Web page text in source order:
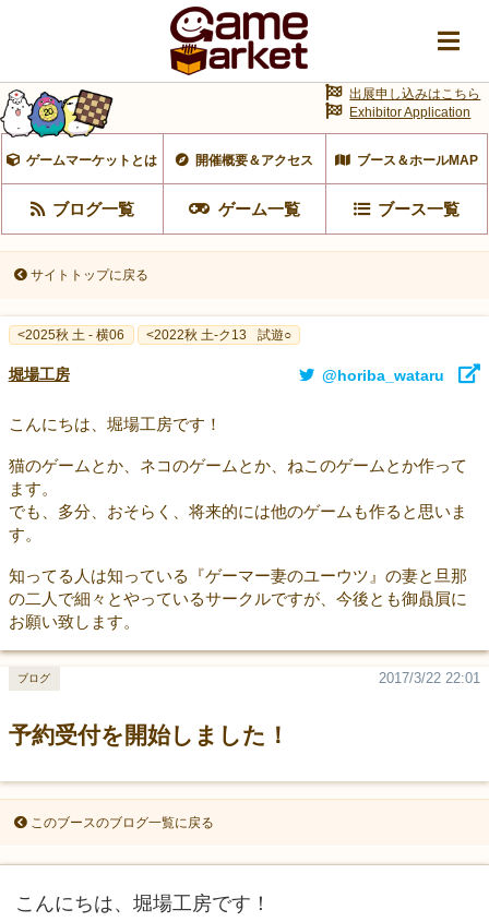
ゲームマーケットとは 開催概要＆アクセス ブース＆ホールMAP
ブログ一覧 ゲーム一覧 ブース一覧
出展申し込みはこちら
Exhibitor Application
サイトトップに戻る
<2025秋 土 - 横06 <2022秋 土-ク13 試遊○
堀場工房 @horiba_wataru
こんにちは、堀場工房です！
猫のゲームとか、ネコのゲームとか、ねこのゲームとか作って
ます。
でも、多分、おそらく、将来的には他のゲームも作ると思いま
す。
知ってる人は知っている『ゲーマー妻のユーウツ』の妻と旦那
の二人で細々とやっているサークルですが、今後とも御贔屓に
お願い致します。
予約受付を開始しました！
2017/3/22 22:01
ブログ
このブースのブログ一覧に戻る
こんにちは、堀場工房です！